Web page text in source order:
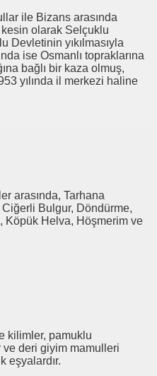
ile Bizans arasında
olarak Selçuklu
Devletinin yıkılmasıyla
ise Osmanlı topraklarına
bağlı bir kaza olmuş,
yılında il merkezi haline
arasında, Tarhana
Ciğerli Bulgur, Döndürme,
Köpük Helva, Höşmerim ve
kilimler, pamuklu
deri giyim mamulleri
eşyalardır.